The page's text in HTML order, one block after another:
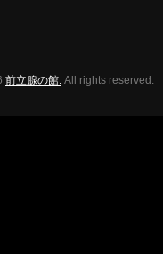
前立腺の館. All rights reserved.